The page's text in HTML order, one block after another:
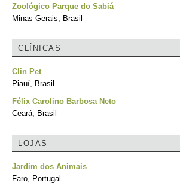
Zoológico Parque do Sabiá
Minas Gerais, Brasil
CLÍNICAS
Clin Pet
Piauí, Brasil
Félix Carolino Barbosa Neto
Ceará, Brasil
LOJAS
Jardim dos Animais
Faro, Portugal